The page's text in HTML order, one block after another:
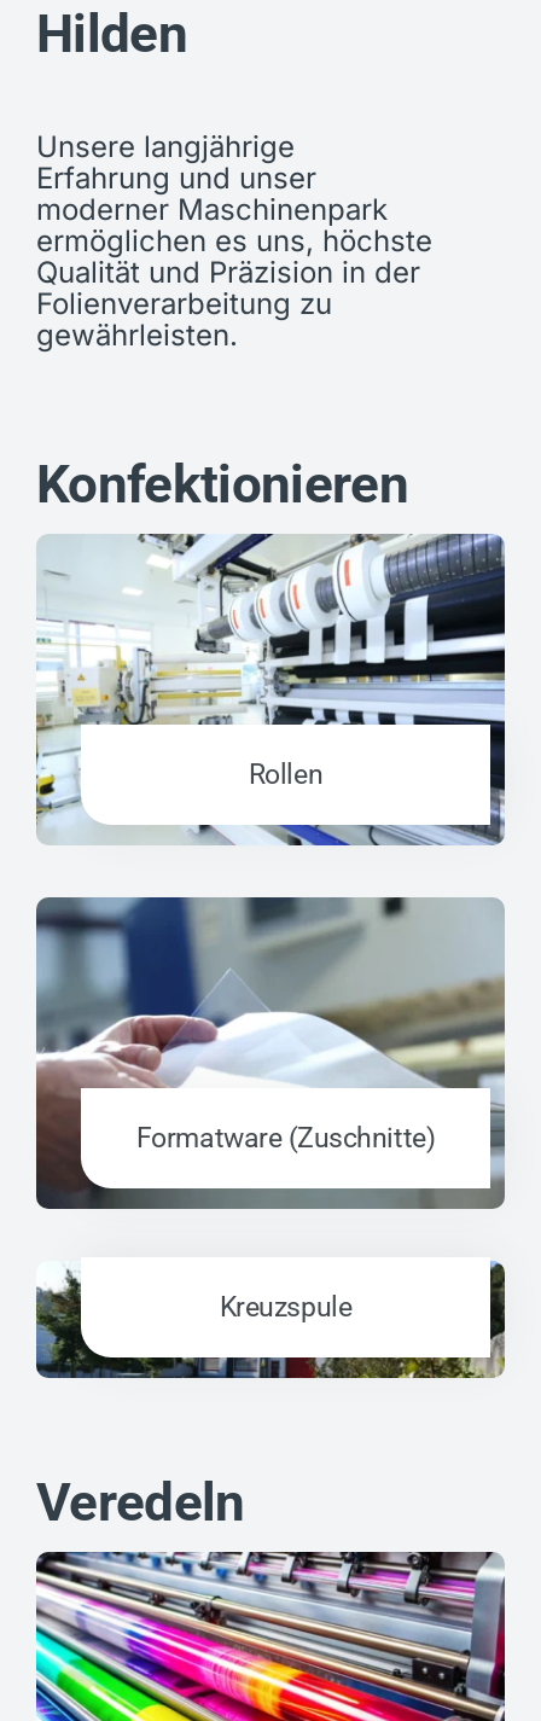
Hilden
Unsere langjährige
Erfahrung und unser
moderner Maschinenpark
ermöglichen es uns, höchste
Qualität und Präzision in der
Folienverarbeitung zu
gewährleisten.
Konfektionieren
Rollen
Formatware (Zuschnitte)
Kreuzspule
Veredeln